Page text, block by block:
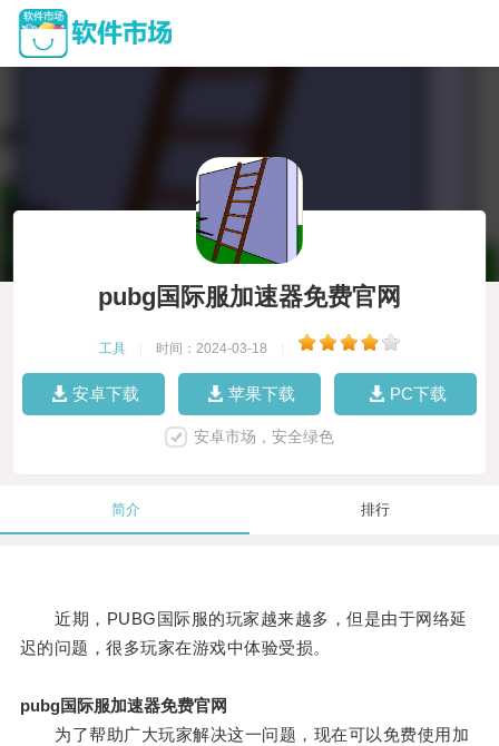
pubg国际服加速器免费官网
工具 时间：2024-03-18
安卓下载 苹果下载 PC下载
安卓市场，安全绿色
简介 排行
近期，PUBG国际服的玩家越来越多，但是由于网络延
迟的问题，很多玩家在游戏中体验受损。
pubg国际服加速器免费官网
为了帮助广大玩家解决这一问题，现在可以免费使用加